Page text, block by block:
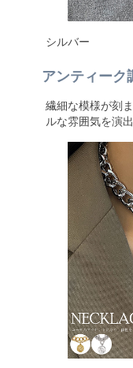
シルバー
アンティーク
繊細な模様が刻
ルな雰囲気を演出